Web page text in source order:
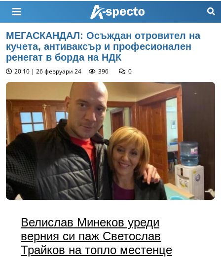
МЕГАСКАНДАЛ: Осъждан отровител на
кучета, антиваксър и професионален
ренегат в борда на НДК
20:10 | 26 февруари 24 396 0
Велислав Минеков уреди
верния си паж Светослав
Трайков на топло местенце